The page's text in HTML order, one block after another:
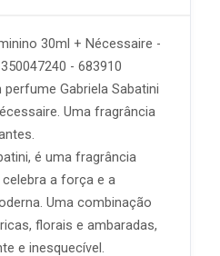
30ml + Nécessaire -
- 683910
Gabriela Sabatini
Uma fragrância
é uma fragrância
a força e a
Uma combinação
florais e ambaradas,
e inesquecível.